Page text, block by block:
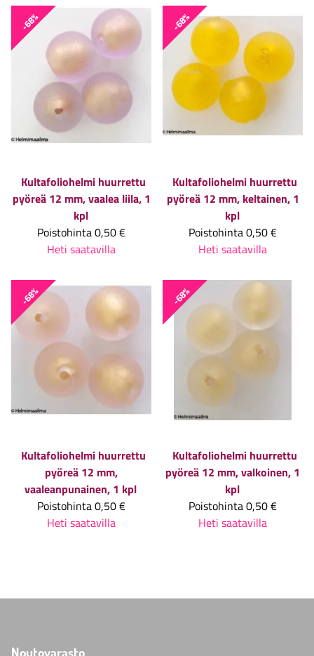
-68%
Kultafoliohelmi huurrettu
pyöreä 12 mm, vaalea liila, 1
kpl
Poistohinta0,50 €
Heti saatavilla
-68%
Kultafoliohelmi huurrettu
pyöreä 12 mm, keltainen, 1
kpl
Poistohinta0,50 €
Heti saatavilla
-68%
Kultafoliohelmi huurrettu
pyöreä 12 mm,
vaaleanpunainen, 1 kpl
Poistohinta0,50 €
Heti saatavilla
-68%
Kultafoliohelmi huurrettu
pyöreä 12 mm, valkoinen, 1
kpl
Poistohinta0,50 €
Heti saatavilla
Noutovarasto